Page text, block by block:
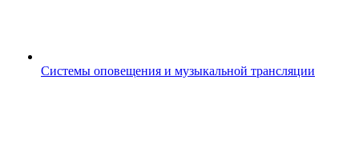
Системы оповещения и музыкальной трансляции